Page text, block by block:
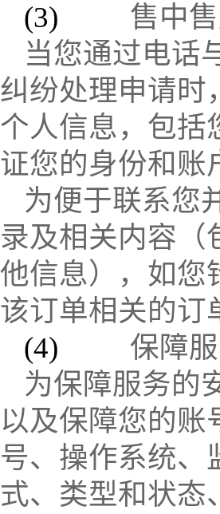
(3) 售中
当您通过电话
纠纷处理申请时
个人信息，包括
证您的身份和账
为便于联系您
录及相关内容（
他信息），如您
该订单相关的订
(4) 保障
为保障服务的
以及保障您的账
号、操作系统、
式、类型和状态